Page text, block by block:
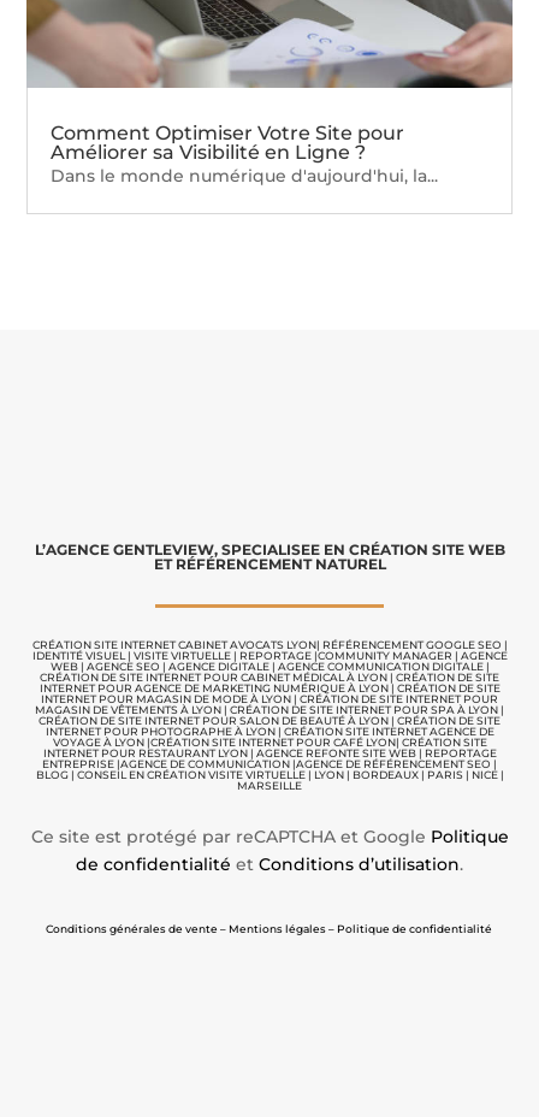
Comment Optimiser Votre Site pour
Améliorer sa Visibilité en Ligne ?
Dans le monde numérique d'aujourd'hui, la...
L’AGENCE GENTLEVIEW, SPECIALISEE EN CRÉATION SITE WEB
ET RÉFÉRENCEMENT NATUREL
CRÉATION SITE INTERNET CABINET AVOCATS LYON| RÉFÉRENCEMENT GOOGLE SEO |
IDENTITÉ VISUEL | VISITE VIRTUELLE| REPORTAGE |COMMUNITY MANAGER | AGENCE
WEB| AGENCE SEO | AGENCE DIGITALE| AGENCE COMMUNICATIONDIGITALE |
CRÉATION DE SITE INTERNET POUR CABINET MÉDICAL À LYON | CRÉATION DE SITE
INTERNET POUR AGENCE DE MARKETING NUMÉRIQUE À LYON| CRÉATION DE SITE
INTERNET POUR MAGASIN DE MODE À LYON | CRÉATION DE SITE INTERNET POUR
MAGASIN DE VÊTEMENTS À LYON | CRÉATION DE SITE INTERNET POUR SPA À LYON |
CRÉATION DE SITE INTERNET POUR SALON DE BEAUTÉ À LYON | CRÉATION DE SITE
INTERNET POUR PHOTOGRAPHE À LYON| CRÉATION SITE INTERNET AGENCE DE
VOYAGE À LYON|CRÉATION SITE INTERNET POUR CAFÉ LYON| CRÉATION SITE
INTERNET POUR RESTAURANT LYON| AGENCE REFONTE SITE WEB| REPORTAGE
ENTREPRISE |AGENCE DE COMMUNICATION |AGENCE DE RÉFÉRENCEMENT SEO |
BLOG| CONSEIL EN CRÉATION VISITE VIRTUELLE| LYON | BORDEAUX | PARIS | NICE |
MARSEILLE
Ce site est protégé par reCAPTCHA et Google Politique
de confidentialité et Conditions d’utilisation.
Conditions générales de vente – Mentions légales – Politique de confidentialité